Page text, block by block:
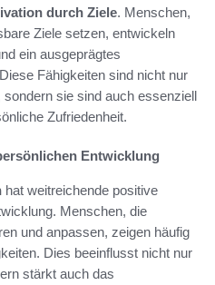
durch Ziele. Menschen,
Ziele setzen, entwickeln
ein ausgeprägtes
Fähigkeiten sind nicht nur
sie sind auch essenziell
Zufriedenheit.
Entwicklung
hat weitreichende positive
Menschen, die
und anpassen, zeigen häufig
Dies beeinflusst nicht nur
stärkt auch das